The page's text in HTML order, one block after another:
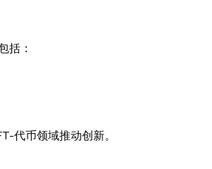
括：
代币领域推动创新。